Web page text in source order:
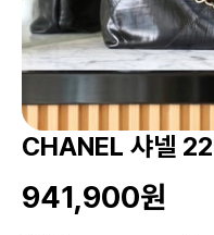
CHANEL 샤넬
941,900원